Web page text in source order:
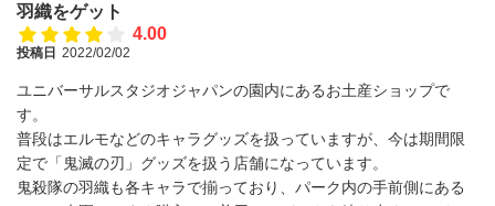
羽織をゲット
4.00
投稿日 2022/02/02
ユニバーサルスタジオジャパンの園内にあるお土産ショップで
す。
普段はエルモなどのキャラグッズを扱っていますが、今は期間限
定で「鬼滅の刃」グッズを扱う店舗になっています。
鬼殺隊の羽織も各キャラで揃っており、パーク内の手前側にある